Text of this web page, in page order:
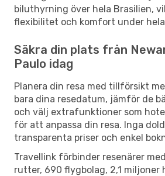
biluthyrning över hela Brasilien,
flexibilitet och komfort under
Säkra din plats från
Paulo idag
Planera din resa med tillförsikt
bara dina resedatum, jämför de
och välj extrafunktioner som
för att anpassa din resa. Inga
transparenta priser och enkel
Travellink förbinder resenärer
rutter, 690 flygbolag, 2,1 miljoner